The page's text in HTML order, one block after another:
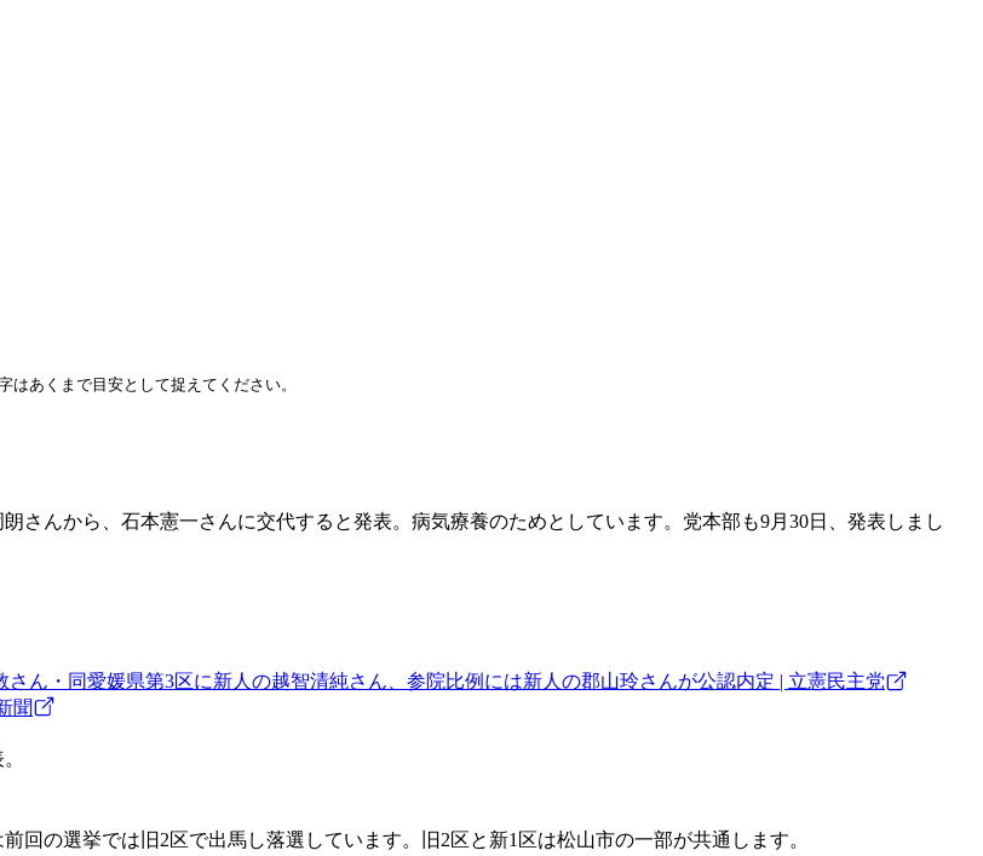
あくまで目安として捉えてください。
さんから、石本憲一さんに交代すると発表。病気療養のためとしています。党本部も9月30日、発表しまし
さん・同愛媛県第3区に新人の越智清純さん、参院比例には新人の郡山玲さんが公認内定 | 立憲民主党
聞
回の選挙では旧2区で出馬し落選しています。旧2区と新1区は松山市の一部が共通します。